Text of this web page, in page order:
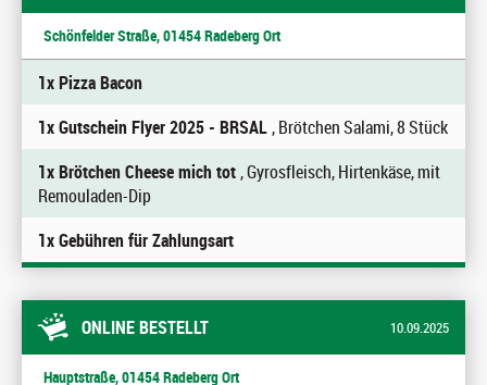
Schönfelder Straße, 01454 Radeberg Ort
1x Pizza Bacon
1x Gutschein Flyer 2025 - BRSAL, Brötchen Salami, 8 Stück
1x Brötchen Cheese mich tot, Gyrosfleisch, Hirtenkäse, mit
Remouladen-Dip
1x Gebühren für Zahlungsart
ONLINE BESTELLT 10.09.2025
Hauptstraße, 01454 Radeberg Ort